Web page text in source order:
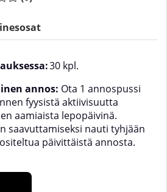
30 kpl.
annos: Ota 1 annospussi
fyysistä aktiivisuutta
aamiaista lepopäivinä.
saavuttamiseksi nauti tyhjään
päivittäistä annosta.